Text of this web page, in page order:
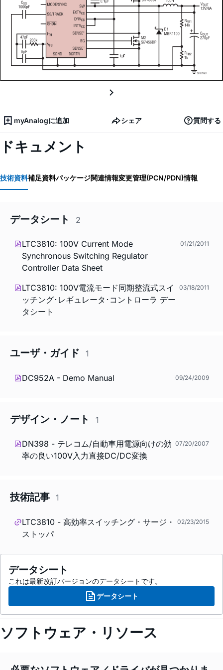
myAnalogに追加 シェア 質問する
ドキュメント
技術資料補足資料パッケージ関連情報変更管理(PCN/PDN)情報
データシート 2
LTC3810: 100V Current Mode
Synchronous Switching Regulator
Controller Data Sheet
01/21/2011
LTC3810: 100V電流モード同期整流式スイ
ッチング･レギュレータ･コントローラ デー
タシート
03/18/2011
ユーザ・ガイド 1
DC952A - Demo Manual 09/24/2009
デザイン・ノート 1
DN398 - テレコム/自動車用電源向けの効
率の良い100V入力直接DC/DC変換
07/20/2007
技術記事 1
LTC3810 - 高効率スイッチング・サージ・
ストッパ
02/23/2015
データシート
これは最新改訂バージョンのデータシートです。
データシート
ソフトウェア・リソース